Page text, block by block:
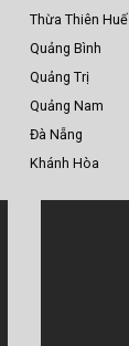
Thừa Thiên Huế
Quảng Bình
Quảng Trị
Quảng Nam
Đà Nẵng
Khánh Hòa